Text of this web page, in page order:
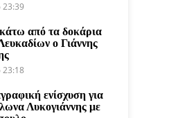
από τα δοκάρια
ο Γιάννης
ενίσχυση για
Λυκογιάννης με